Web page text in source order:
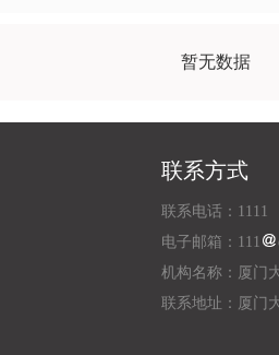
暂无数据
联系方式
联系电话：1111
电子邮箱：111
机构名称：厦门
联系地址：厦门